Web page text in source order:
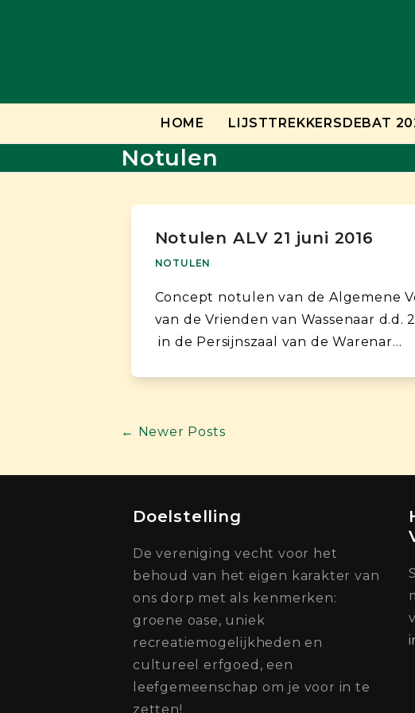
HOME LIJSTTREKKERSDEBAT
Notulen
Notulen ALV 21 juni 2016
NOTULEN
Concept notulen van de Algemene
van de Vrienden van Wassenaar d.d.
in de Persijnszaal van de Warenar…
← Newer Posts
Doelstelling
De vereniging vecht voor het
behoud van het eigen karakter van
ons dorp met als kenmerken:
groene oase, uniek
recreatiemogelijkheden en
cultureel erfgoed, een
leefgemeenschap om je voor in te
zetten!